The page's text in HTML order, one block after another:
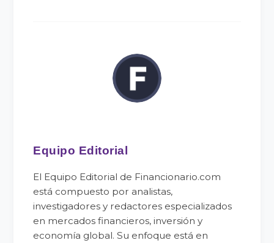
Equipo Editorial
El Equipo Editorial de Financionario.com
está compuesto por analistas,
investigadores y redactores especializados
en mercados financieros, inversión y
economía global. Su enfoque está en